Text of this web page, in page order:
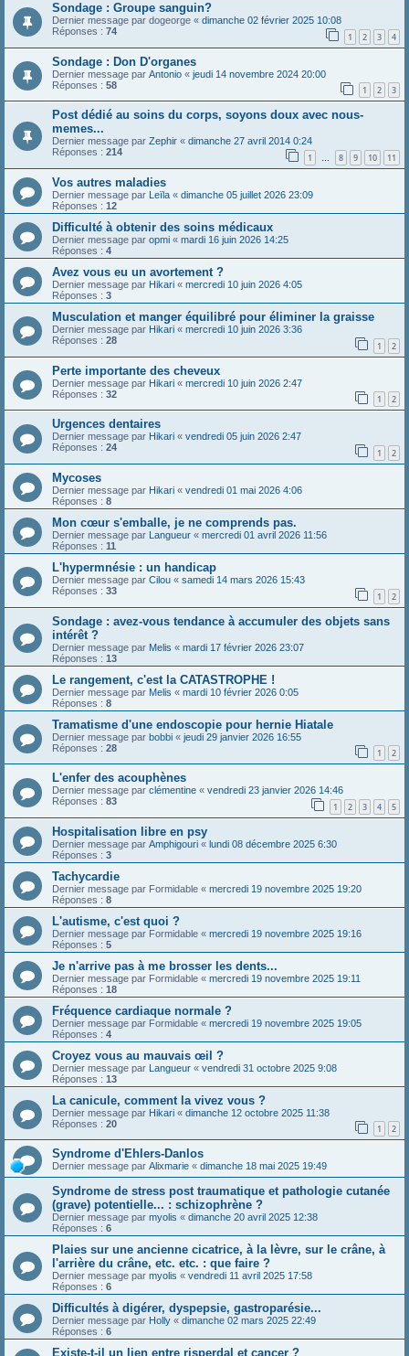
Sondage : Groupe sanguin?
Dernier message par dogeorge « dimanche 02 février 2025 10:08
Réponses : 74 1 2 3 4
Sondage : Don D'organes
Dernier message par Antonio « jeudi 14 novembre 2024 20:00
Réponses : 58 1 2 3
Post dédié au soins du corps, soyons doux avec nous-
memes...
Dernier message par Zephir « dimanche 27 avril 2014 0:24
Réponses : 214 1 … 8 9 10 11
Vos autres maladies
Dernier message par Leïla « dimanche 05 juillet 2026 23:09
Réponses : 12
Difficulté à obtenir des soins médicaux
Dernier message par opmi « mardi 16 juin 2026 14:25
Réponses : 4
Avez vous eu un avortement ?
Dernier message par Hikari « mercredi 10 juin 2026 4:05
Réponses : 3
Musculation et manger équilibré pour éliminer la graisse
Dernier message par Hikari « mercredi 10 juin 2026 3:36
Réponses : 28 1 2
Perte importante des cheveux
Dernier message par Hikari « mercredi 10 juin 2026 2:47
Réponses : 32 1 2
Urgences dentaires
Dernier message par Hikari « vendredi 05 juin 2026 2:47
Réponses : 24 1 2
Mycoses
Dernier message par Hikari « vendredi 01 mai 2026 4:06
Réponses : 8
Mon cœur s'emballe, je ne comprends pas.
Dernier message par Langueur « mercredi 01 avril 2026 11:56
Réponses : 11
L'hypermnésie : un handicap
Dernier message par Cilou « samedi 14 mars 2026 15:43
Réponses : 33 1 2
Sondage : avez-vous tendance à accumuler des objets sans
intérêt ?
Dernier message par Melis « mardi 17 février 2026 23:07
Réponses : 13
Le rangement, c'est la CATASTROPHE !
Dernier message par Melis « mardi 10 février 2026 0:05
Réponses : 8
Tramatisme d'une endoscopie pour hernie Hiatale
Dernier message par bobbi « jeudi 29 janvier 2026 16:55
Réponses : 28 1 2
L'enfer des acouphènes
Dernier message par clémentine « vendredi 23 janvier 2026 14:46
Réponses : 83 1 2 3 4 5
Hospitalisation libre en psy
Dernier message par Amphigouri « lundi 08 décembre 2025 6:30
Réponses : 3
Tachycardie
Dernier message par Formidable « mercredi 19 novembre 2025 19:20
Réponses : 8
L'autisme, c'est quoi ?
Dernier message par Formidable « mercredi 19 novembre 2025 19:16
Réponses : 5
Je n'arrive pas à me brosser les dents...
Dernier message par Formidable « mercredi 19 novembre 2025 19:11
Réponses : 18
Fréquence cardiaque normale ?
Dernier message par Formidable « mercredi 19 novembre 2025 19:05
Réponses : 4
Croyez vous au mauvais œil ?
Dernier message par Langueur « vendredi 31 octobre 2025 9:08
Réponses : 13
La canicule, comment la vivez vous ?
Dernier message par Hikari « dimanche 12 octobre 2025 11:38
Réponses : 20 1 2
Syndrome d'Ehlers-Danlos
Dernier message par Alixmarie « dimanche 18 mai 2025 19:49
Syndrome de stress post traumatique et pathologie cutanée
(grave) potentielle... : schizophrène ?
Dernier message par myolis « dimanche 20 avril 2025 12:38
Réponses : 6
Plaies sur une ancienne cicatrice, à la lèvre, sur le crâne, à
l'arrière du crâne, etc. etc. : que faire ?
Dernier message par myolis « vendredi 11 avril 2025 17:58
Réponses : 6
Difficultés à digérer, dyspepsie, gastroparésie...
Dernier message par Holly « dimanche 02 mars 2025 22:49
Réponses : 6
Existe-t-il un lien entre risperdal et cancer ?